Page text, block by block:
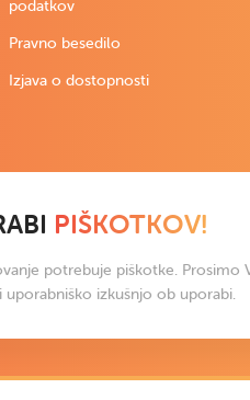
podatkov
Pravno besedilo
Izjava o dostopnosti
PIŠKOTKOV!
potrebuje piškotke. Prosimo
izkušnjo ob uporabi.